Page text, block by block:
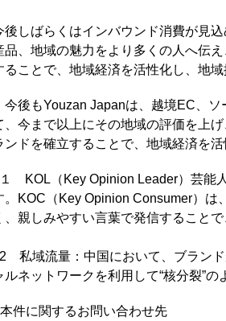
後しばらくはインバウンド消費が見
品、地域の魅力をより多くの人へ伝
ることで、地域経済を活性化し、地
後もYouzan Japanは、越境EC、ソ
、今まで以上にその地域の評価を上
ンドを確立することで、地域経済を
KOL（Key Opinion Leader）芸能
。KOC（Key Opinion Consumer）は
、親しみやすい言葉で発信すること
私域流量：中国において、ブランド
ルネットワークを利用して“核分裂”
件に関するお問い合わせ先